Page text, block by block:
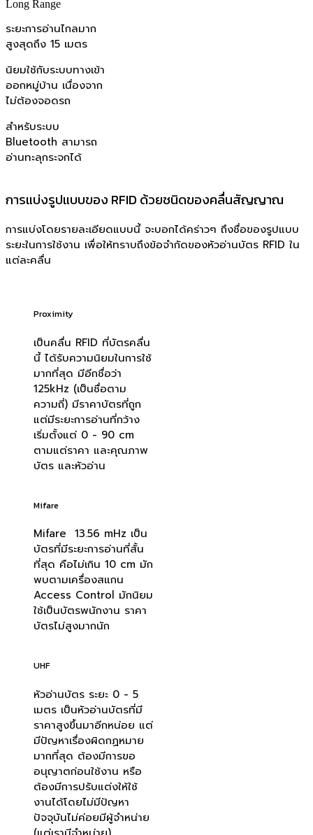
Long Range
ระยะการอ่านไกลมาก
สูงสุดถึง 15 เมตร
นิยมใช้กับระบบทางเข้า
ออกหมู่บ้าน เนื่องจาก
ไม่ต้องจอดรถ
สำหรับระบบ
Bluetooth สามารถ
อ่านทะลุกระจกได้
การแบ่งรูปแบบของ RFID ด้วยชนิดของคลื่นสัญญาณ
การแบ่งโดยรายละเอียดแบบนี้ จะบอกได้คร่าวๆ ถึงชื่อของรูปแบบ
ระยะในการใช้งาน เพื่อให้ทราบถึงข้อจำกัดของหัวอ่านบัตร RFID ใน
แต่ละคลื่น
Proximity
เป็นคลื่น RFID ที่บัตรคลื่น
นี้ ได้รับความนิยมในการใช้
มากที่สุด มีอีกชื่อว่า
125kHz (เป็นชื่อตาม
ความถี่) มีราคาบัตรที่ถูก
แต่มีระยะการอ่านที่กว้าง
เริ่มตั้งแต่ 0 - 90 cm
ตามแต่ราคา และคุณภาพ
บัตร และหัวอ่าน
Mifare
Mifare 13.56 mHz เป็น
บัตรที่มีระยะการอ่านที่สั้น
ที่สุด คือไม่เกิน 10 cm มัก
พบตามเครื่องสแกน
Access Control มักนิยม
ใช้เป็นบัตรพนักงาน ราคา
บัตรไม่สูงมากนัก
UHF
หัวอ่านบัตร ระยะ 0 - 5
เมตร เป็นหัวอ่านบัตรที่มี
ราคาสูงขึ้นมาอีกหน่อย แต่
มีปัญหาเรื่องผิดกฏหมาย
มากที่สุด ต้องมีการขอ
อนุญาตก่อนใช้งาน หรือ
ต้องมีการปรับแต่งให้ใช้
งานได้โดยไม่มีปัญหา
ปัจจุบันไม่ค่อยมีผู้จำหน่าย